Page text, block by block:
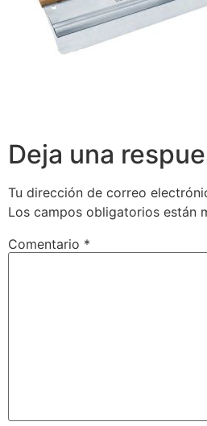
Deja una
Tu dirección de correo
Los campos obligatorios están
Comentario *